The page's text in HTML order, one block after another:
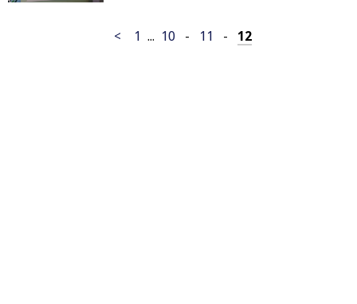
< 1 ... 10 - 11 - 12